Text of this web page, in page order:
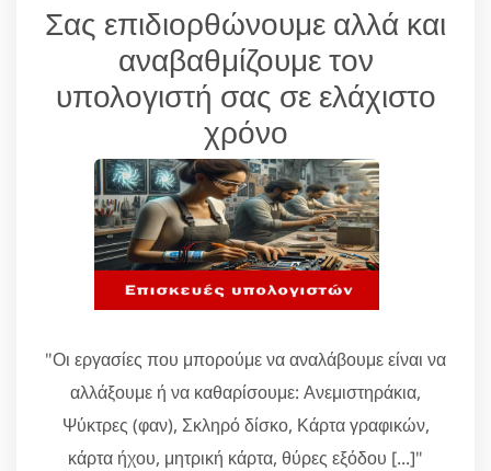
Σας επιδιορθώνουμε αλλά και
αναβαθμίζουμε τον
υπολογιστή σας σε ελάχιστο
χρόνο
"Οι εργασίες που μπορούμε να αναλάβουμε είναι να
αλλάξουμε ή να καθαρίσουμε: Ανεμιστηράκια,
Ψύκτρες (φαν), Σκληρό δίσκο, Κάρτα γραφικών,
κάρτα ήχου, μητρική κάρτα, θύρες εξόδου [...]"